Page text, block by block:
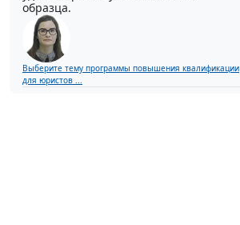
образца.
Выберите тему программы повышения квалификации
для юристов ...